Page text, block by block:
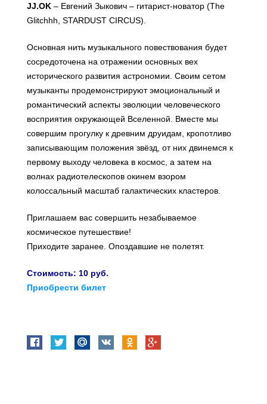
JJ.OK – Евгений Зыкович – гитарист-новатор (The
Glitchhh, STARDUST CIRCUS).
Основная нить музыкального повествования будет
сосредоточена на отражении основных вех
исторического развития астрономии. Своим сетом
музыканты продемонстрируют эмоциональный и
романтический аспекты эволюции человеческого
восприятия окружающей Вселенной. Вместе мы
совершим прогулку к древним друидам, кропотливо
записывающим положения звёзд, от них двинемся к
первому выходу человека в космос, а затем на
волнах радиотелескопов окинем взором
колоссальный масштаб галактических кластеров.
Приглашаем вас совершить незабываемое
космическое путешествие!
Приходите заранее. Опоздавшие не полетят.
Стоимость: 10 руб.
Приобрести билет